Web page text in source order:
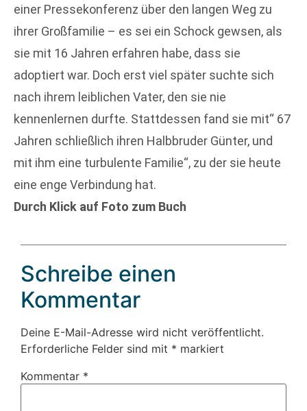
einer Pressekonferenz über den langen Weg zu
ihrer Großfamilie – es sei ein Schock gewsen, als
sie mit 16 Jahren erfahren habe, dass sie
adoptiert war. Doch erst viel später suchte sich
nach ihrem leiblichen Vater, den sie nie
kennenlernen durfte. Stattdessen fand sie mit“ 67
Jahren schließlich ihren Halbbruder Günter, und
mit ihm eine turbulente Familie“, zu der sie heute
eine enge Verbindung hat.
Durch Klick auf Foto zum Buch
Schreibe einen
Kommentar
Deine E-Mail-Adresse wird nicht veröffentlicht.
Erforderliche Felder sind mit * markiert
Kommentar *